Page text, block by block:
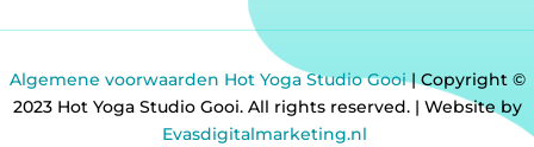
Algemene voorwaarden Hot Yoga Studio Gooi| Copyright ©
2023 Hot Yoga Studio Gooi. All rights reserved. | Website by
Evasdigitalmarketing.nl